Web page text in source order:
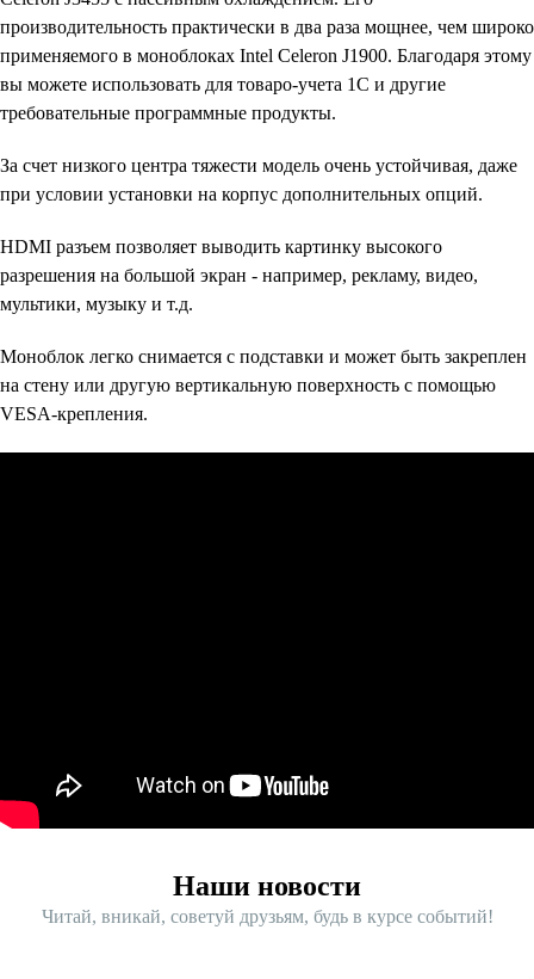
производительность практически в два раза мощнее, чем широко
применяемого в моноблоках Intel Celeron J1900. Благодаря этому
вы можете использовать для товаро-учета 1С и другие
требовательные программные продукты.
За счет низкого центра тяжести модель очень устойчивая, даже
при условии установки на корпус дополнительных опций.
HDMI разъем позволяет выводить картинку высокого
разрешения на большой экран - например, рекламу, видео,
мультики, музыку и т.д.
Моноблок легко снимается с подставки и может быть закреплен
на стену или другую вертикальную поверхность с помощью
VESA-крепления.
Наши новости
Читай, вникай, советуй друзьям, будь в курсе событий!